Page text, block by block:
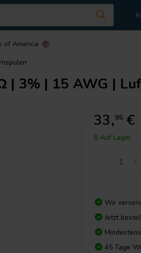
of America
| 3% | 15 AWG |
33,95 €
8 Auf Lager
Wir
Jetzt
45 Tage